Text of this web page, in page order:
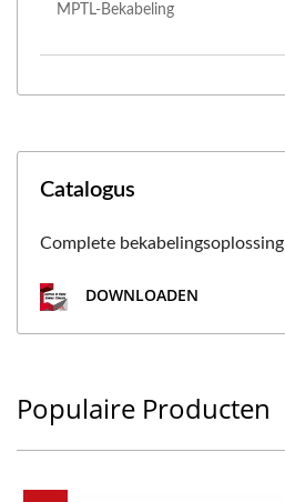
MPTL-Bekabeling
Catalogus
Complete bekabelingsoplossing
DOWNLOADEN
Populaire Producten